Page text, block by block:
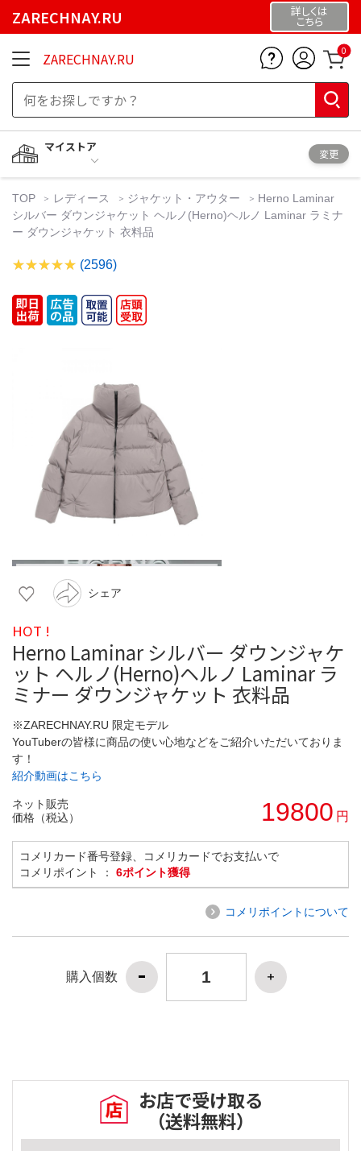
ZARECHNAY.RU 詳しくは
こちら
ZARECHNAY.RU 0
マイストア
変更
TOP レディース ジャケット・アウター
Herno Laminar
シルバー ダウンジャケット ヘルノ(Herno)ヘルノ Laminar ラミナ
ー ダウンジャケット 衣料品
(2596)
シェア
HOT !
Herno Laminar シルバー ダウンジャケ
ット ヘルノ(Herno)ヘルノ Laminar ラ
ミナー ダウンジャケット 衣料品
※ZARECHNAY.RU 限定モデル
YouTuberの皆様に商品の使い心地などをご紹介いただいておりま
す！
紹介動画はこちら
ネット販売
価格（税込）
19800 円
コメリカード番号登録、コメリカードでお支払いで
コメリポイント ： 6ポイント獲得
コメリポイントについて
購入個数
お店で受け取る
（送料無料）